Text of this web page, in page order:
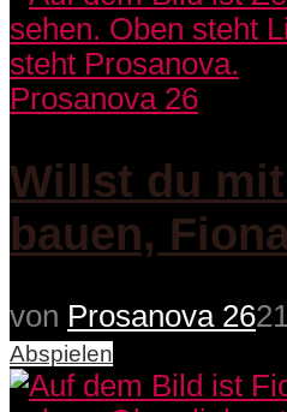
Prosanova 26
Willst du
bauen,
von Prosanova 26
Abspielen